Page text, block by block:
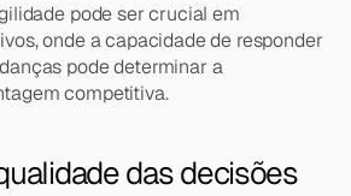
pode ser crucial em
onde a capacidade de responder
pode determinar a
competitiva.
das decisões